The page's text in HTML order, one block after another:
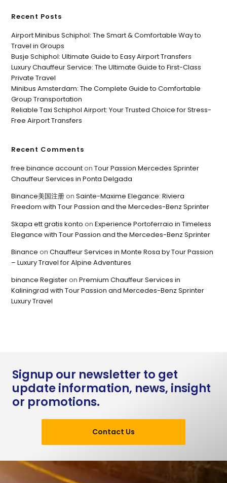
Recent Posts
Airport Minibus Schiphol: The Smart & Comfortable Way to
Travel in Groups
Busje Schiphol: Ultimate Guide to Easy Airport Transfers
Luxury Chauffeur Service: The Ultimate Guide to First-Class
Private Travel
Minibus Amsterdam: The Complete Guide to Comfortable
Group Transportation
Reliable Taxi Schiphol Airport: Your Trusted Choice for Stress-
Free Airport Transfers
Recent Comments
free binance accountonTour Passion Mercedes Sprinter
Chauffeur Services in Ponta Delgada
Binance美国注册onSainte-Maxime Elegance: Riviera
Freedom with Tour Passion and the Mercedes-Benz Sprinter
Skapa ett gratis konto onExperience Portoferraio in Timeless
Elegance with Tour Passion and the Mercedes-Benz Sprinter
Binance onChauffeur Services in Monte Rosa by Tour Passion
– Luxury Travel for Alpine Adventures
binance RegisteronPremium Chauffeur Services in
Kaliningrad with Tour Passion and Mercedes-Benz Sprinter
Luxury Travel
Signup our newsletter to get
update information, news, insight
or promotions.
Contact Us